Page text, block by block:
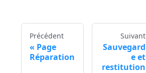
Précédent
Page
Réparation
Suivant
Sauvegard
e et
restitution